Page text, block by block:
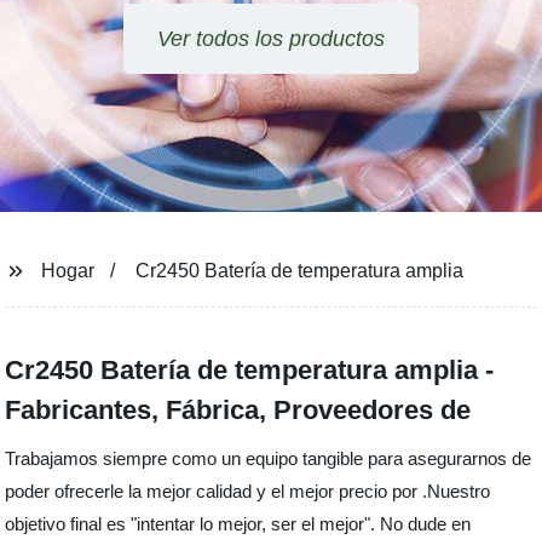
Ver todos los productos
Hogar Cr2450 Batería de temperatura amplia
Cr2450 Batería de temperatura amplia -
Fabricantes, Fábrica, Proveedores de
Trabajamos siempre como un equipo tangible para asegurarnos de
poder ofrecerle la mejor calidad y el mejor precio por .Nuestro
objetivo final es "intentar lo mejor, ser el mejor". No dude en